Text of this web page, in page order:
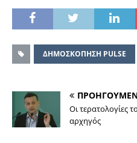
ΔΗΜΟΣΚΟΠΗΣΗ PULSE
Οι τερατολογίες
αρχηγός